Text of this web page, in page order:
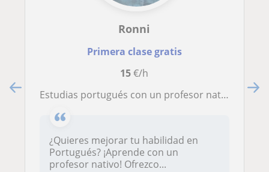
Ronni
Primera clase gratis
15€/h
Estudias portugués con un profesor nativo!
¿Quieres mejorar tu habilidad en
Portugués? ¡Aprende con un
profesor nativo! Ofrezco...